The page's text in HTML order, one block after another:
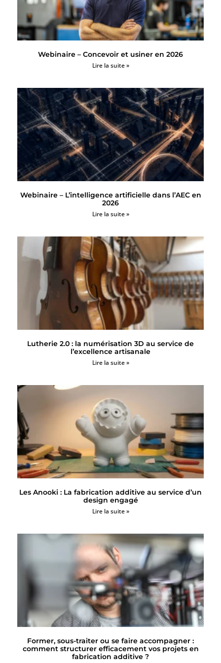
Webinaire – Concevoir et usiner en 2026
Lire la suite »
Webinaire – L’intelligence artificielle dans l’AEC en
2026
Lire la suite »
Lutherie 2.0 : la numérisation 3D au service de
l’excellence artisanale
Lire la suite »
Les Anooki : La fabrication additive au service d’un
design engagé
Lire la suite »
Former, sous-traiter ou se faire accompagner :
comment structurer efficacement vos projets en
fabrication additive ?